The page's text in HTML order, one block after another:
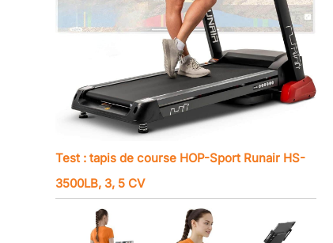
Test : tapis de course HOP-Sport Runair HS-
3500LB, 3, 5 CV